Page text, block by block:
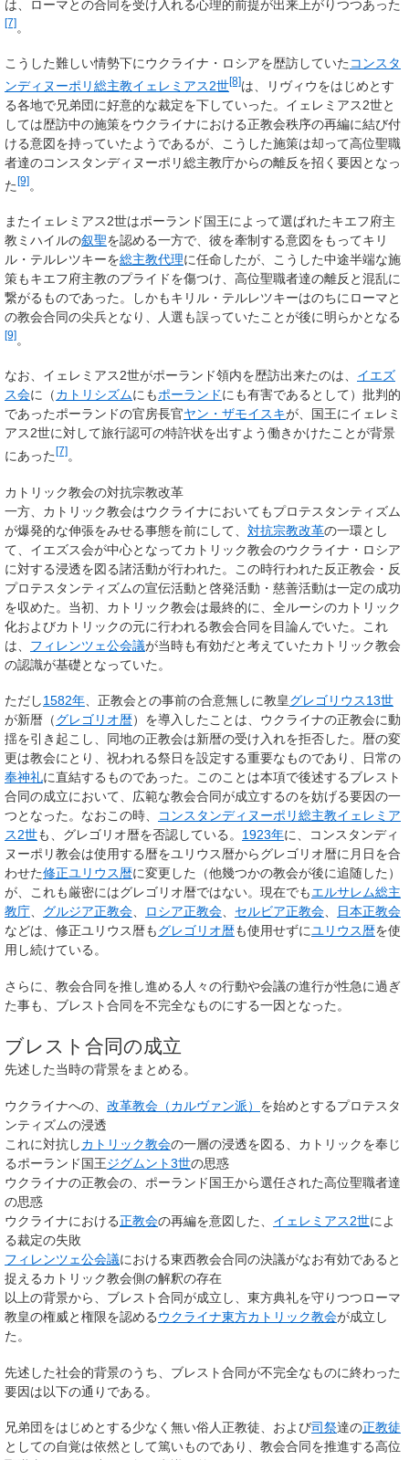
は、ローマとの合同を受け入れる心理的前提が出来上がりつつあった
[7]。
こうした難しい情勢下にウクライナ・ロシアを歴訪していた コンスタ
ンディヌーポリ総主教イェレミアス2世[8]は、リヴィウをはじめとす
る各地で兄弟団に好意的な裁定を下していった。イェレミアス2世と
しては歴訪中の施策をウクライナにおける正教会秩序の再編に結び付
ける意図を持っていたようであるが、こうした施策は却って高位聖職
者達のコンスタンディヌーポリ総主教庁からの離反を招く要因となっ
た[9]。
またイェレミアス2世はポーランド国王によって選ばれたキエフ府主
教ミハイルの叙聖を認める一方で、彼を牽制する意図をもってキリ
ル・テルレツキーを総主教代理に任命したが、こうした中途半端な施
策もキエフ府主教のプライドを傷つけ、高位聖職者達の離反と混乱に
繋がるものであった。しかもキリル・テルレツキーはのちにローマと
の教会合同の尖兵となり、人選も誤っていたことが後に明らかとなる
[9]。
なお、イェレミアス2世がポーランド領内を歴訪出来たのは、 イエズ
ス会に（カトリシズムにもポーランドにも有害であるとして）批判的
であったポーランドの官房長官ヤン・ザモイスキが、国王にイェレミ
アス2世に対して旅行認可の特許状を出すよう働きかけたことが背景
にあった [7] 。
カトリック教会の対抗宗教改革
一方、カトリック教会はウクライナにおいてもプロテスタンティズム
が爆発的な伸張をみせる事態を前にして、 対抗宗教改革の一環とし
て、イエズス会が中心となってカトリック教会のウクライナ・ロシア
に対する浸透を図る諸活動が行われた。この時行われた反正教会・反
プロテスタンティズムの宣伝活動と啓発活動・慈善活動は一定の成功
を収めた。当初、カトリック教会は最終的に、全ルーシのカトリック
化およびカトリックの元に行われる教会合同を目論んでいた。これ
は、 フィレンツェ公会議が当時も有効だと考えていたカトリック教会
の認識が基礎となっていた。
ただし1582年 、正教会との事前の合意無しに教皇グレゴリウス13世
が新暦（グレゴリオ暦）を導入したことは、ウクライナの正教会に動
揺を引き起こし、同地の正教会は新暦の受け入れを拒否した。暦の変
更は教会にとり、祝われる祭日を設定する重要なものであり、日常の
奉神礼に直結するものであった。このことは本項で後述するブレスト
合同の成立において、広範な教会合同が成立するのを妨げる要因の一
つとなった。なおこの時、
コンスタンディヌーポリ総主教イェレミア
ス2世も、グレゴリオ暦を否認している。 1923年に、コンスタンディ
ヌーポリ教会は使用する暦をユリウス暦からグレゴリオ暦に月日を合
わせた修正ユリウス暦に変更した（他幾つかの教会が後に追随した）
が、これも厳密にはグレゴリオ暦ではない。現在でもエルサレム総主
教庁
グルジア正教会 ロシア正教会 セルビア正教会
日本正教会
などは、修正ユリウス暦もグレゴリオ暦も使用せずにユリウス暦を使
用し続けている。
さらに、教会合同を推し進める人々の行動や会議の進行が性急に過ぎ
た事も、ブレスト合同を不完全なものにする一因となった。
ブレスト合同の成立
先述した当時の背景をまとめる。
ウクライナへの、 改革教会（カルヴァン派） を始めとするプロテスタ
ンティズムの浸透
これに対抗しカトリック教会の一層の浸透を図る、カトリックを奉じ
るポーランド国王ジグムント3世の思惑
ウクライナの正教会の、ポーランド国王から選任された高位聖職者達
の思惑
ウクライナにおける正教会の再編を意図した、 イェレミアス2世によ
る裁定の失敗
フィレンツェ公会議における東西教会合同の決議がなお有効であると
捉えるカトリック教会側の解釈の存在
以上の背景から、 ブレスト合同が成立し、東方典礼を守りつつローマ
教皇の権威と権限を認めるウクライナ東方カトリック教会が成立し
た。
先述した社会的背景のうち、ブレスト合同が不完全なものに終わった
要因は以下の通りである。
兄弟団をはじめとする少なく無い俗人正教徒、および司祭達の正教徒
としての自覚は依然として篤いものであり、教会合同を推進する高位